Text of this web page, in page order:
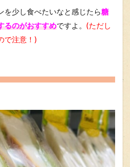
を少し食べたいなと感じたら糖
るのがおすすめですよ。 (ただし
で注意！)